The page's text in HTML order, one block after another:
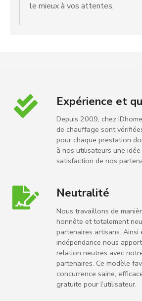
le mieux à vos attentes.
Expérience et
Depuis 2009, chez
de chauffage sont
pour chaque prestation
à nos utilisateurs une
satisfaction de nos
Neutralité
Nous travaillons de
honnête et totalement
partenaires artisans. Ainsi
indépendance nous
relation neutres avec
partenaires. Ce modèle
concurrence saine,
gratuite pour l’utilisateur.